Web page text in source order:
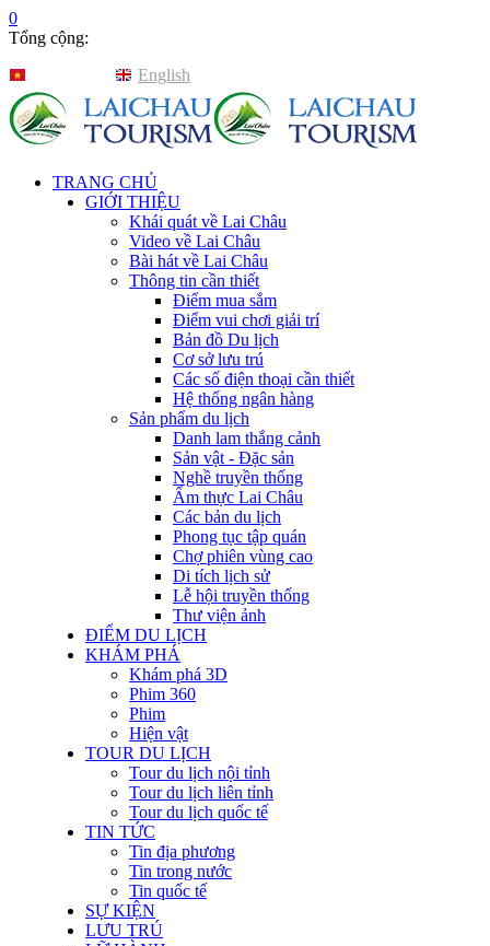
0
Tổng cộng:
English
TRANG CHỦ
GIỚI THIỆU
Khái quát về Lai Châu
Video về Lai Châu
Bài hát về Lai Châu
Thông tin cần thiết
Điểm mua sắm
Điểm vui chơi giải trí
Bản đồ Du lịch
Cơ sở lưu trú
Các số điện thoại cần thiết
Hệ thống ngân hàng
Sản phẩm du lịch
Danh lam thắng cảnh
Sản vật - Đặc sản
Nghề truyền thống
Ẩm thực Lai Châu
Các bản du lịch
Phong tục tập quán
Chợ phiên vùng cao
Di tích lịch sử
Lễ hội truyền thống
Thư viện ảnh
ĐIỂM DU LỊCH
KHÁM PHÁ
Khám phá 3D
Phim 360
Phim
Hiện vật
TOUR DU LỊCH
Tour du lịch nội tỉnh
Tour du lịch liên tỉnh
Tour du lịch quốc tế
TIN TỨC
Tin địa phương
Tin trong nước
Tin quốc tế
SỰ KIỆN
LƯU TRÚ